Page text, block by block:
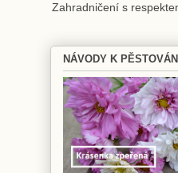
Zahradničení s
NÁVODY K PĚSTOVÁNÍ